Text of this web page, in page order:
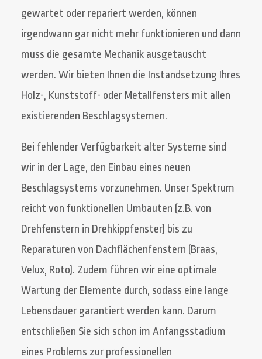
gewartet oder repariert werden, können
irgendwann gar nicht mehr funktionieren und dann
muss die gesamte Mechanik ausgetauscht
werden. Wir bieten Ihnen die Instandsetzung Ihres
Holz-, Kunststoff- oder Metallfensters mit allen
existierenden Beschlagsystemen.
Bei fehlender Verfügbarkeit alter Systeme sind
wir in der Lage, den Einbau eines neuen
Beschlagsystems vorzunehmen. Unser Spektrum
reicht von funktionellen Umbauten (z.B. von
Drehfenstern in Drehkippfenster) bis zu
Reparaturen von Dachflächenfenstern (Braas,
Velux, Roto). Zudem führen wir eine optimale
Wartung der Elemente durch, sodass eine lange
Lebensdauer garantiert werden kann. Darum
entschließen Sie sich schon im Anfangsstadium
eines Problems zur professionellen